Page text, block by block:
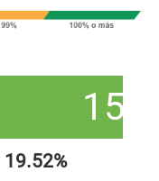
15
19.52%